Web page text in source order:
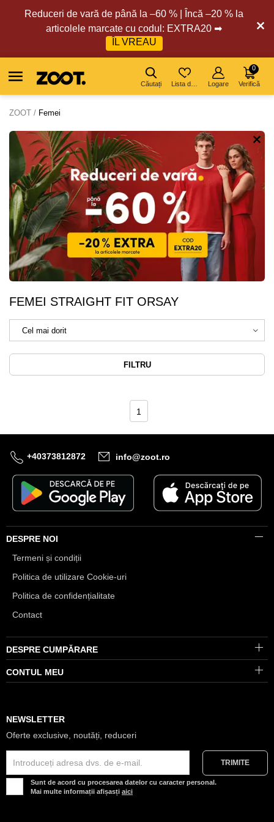
Reduceri de vară de până la –60 % | Încă –20 % la
articolele marcate cu codul: EXTRA20 ➡
ÎL VREAU
Căutați Logare Verifică
0
ZOOT Femei
FEMEI STRAIGHT FIT ORSAY
FILTRU
1
+40373812872 info@zoot.ro
DESPRE NOI
Termeni și condiții
Politica de utilizare Cookie-uri
Politica de confidențialitate
Contact
DESPRE CUMPĂRARE
CONTUL MEU
NEWSLETTER
Oferte exclusive, noutăți, reduceri
Sunt de acord cu procesarea datelor cu caracter personal.
Mai multe informații afișasți aici